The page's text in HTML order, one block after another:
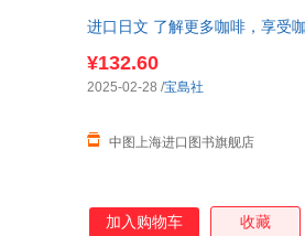
进口日文 了解更多咖啡，享受
¥132.60
中图上海进口图书旗舰店
2025-02-28 /宝島社
加入购物车 收藏